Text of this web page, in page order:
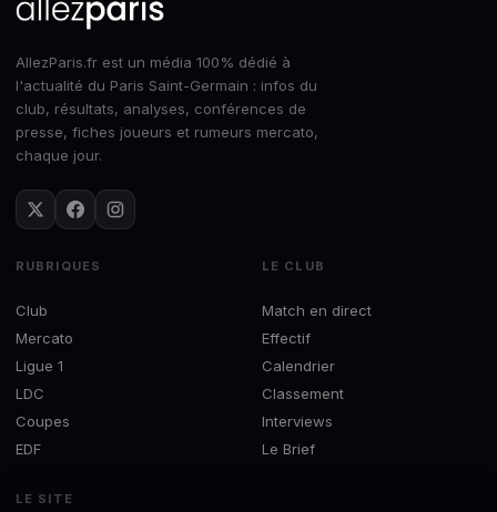
AllezParis.fr est un média 100% dédié à
l'actualité du Paris Saint-Germain : infos du
club, résultats, analyses, conférences de
presse, fiches joueurs et rumeurs mercato,
chaque jour.
RUBRIQUES
Club
Mercato
Ligue 1
LDC
Coupes
EDF
LE CLUB
Match en direct
Effectif
Calendrier
Classement
Interviews
Le Brief
LE SITE